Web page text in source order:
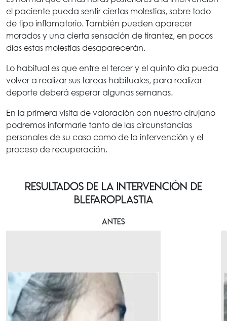
el paciente pueda sentir ciertas molestias, sobre todo
de tipo inflamatorio. También pueden aparecer
morados y una cierta sensación de tirantez, en pocos
días estas molestias desaparecerán.
Lo habitual es que entre el tercer y el quinto día pueda
volver a realizar sus tareas habituales, para realizar
deporte deberá esperar algunas semanas.
En la primera visita de valoración con nuestro cirujano
podremos informarle tanto de las circunstancias
personales de su caso como de la intervención y el
proceso de recuperación.
RESULTADOS DE LA iNTERVENCiÓN DE
blefaroplastia
ANTES